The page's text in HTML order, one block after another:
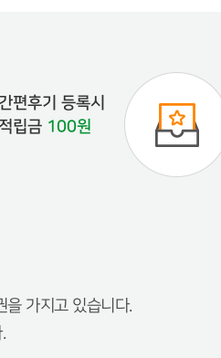
을 가지고 있습니다.
간편후기 등록시
적립금 100원